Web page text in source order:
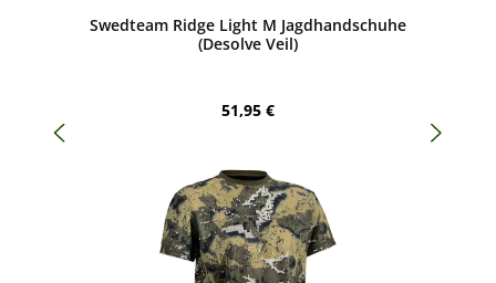
Swedteam Ridge Light M Jagdhandschuhe
(Desolve Veil)
Regulärer Preis:
51,95 €